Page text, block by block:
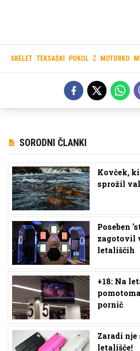
SKELET TEKSAŠKI POKOL Z MOTORKO
SORODNI ČLANKI
Kovček,
sprožil
Poseben
zagotovil
letališčih
+18: Na
pornič
Zaradi
letališče!